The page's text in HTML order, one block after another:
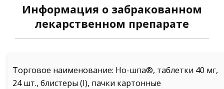
Информация о забракованном
лекарственном препарате
Торговое наименование: Но-шпа®, таблетки 40 мг,
24 шт., блистеры (I), пачки картонные